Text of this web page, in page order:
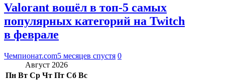
Valorant вошёл в топ-5 самых
популярных категорий на Twitch
в феврале
Чемпионат.com5 месяцев спустя 0
Август 2026
Пн Вт Ср Чт Пт Сб Вс